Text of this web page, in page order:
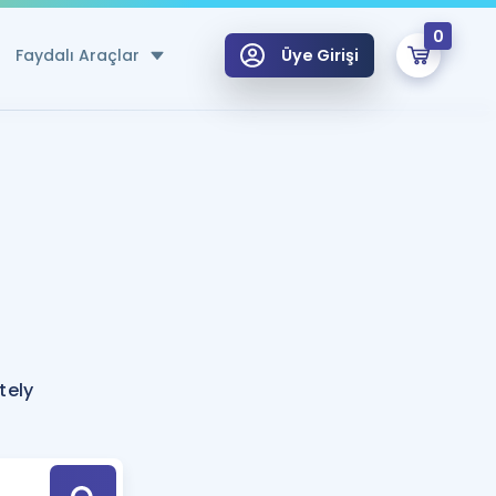
Faydalı Araçlar
Hesaplama Aracı
için Öneriler
Tek Takvimde
Üye Girişi
0
Hoca ile seni sınava hazırlayacak onlarca eğitim seni bekliyor!